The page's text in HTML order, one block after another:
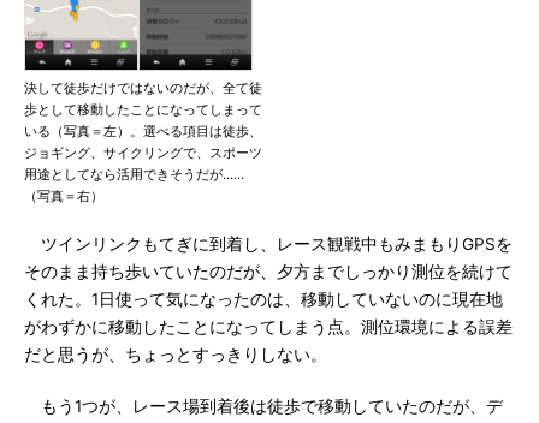
決して徒歩だけではないのだが、全て徒
歩として移動したことになってしまって
いる（写真＝左）。選べる項目は徒歩、
ジョギング、サイクリングで、スポーツ
用途としてなら活用できそうだが……
（写真＝右）
ツインリンクもてぎに到着し、レース観戦中もみまもりGPSを
そのまま持ち歩いていたのだが、夕方までしっかり測位を続けて
くれた。1日使って気になったのは、移動していないのに現在地
がわずかに移動したことになってしまう点。測位環境による誤差
だと思うが、ちょっとすっきりしない。
もう1つが、レース場到着後は徒歩で移動していたのだが、デ